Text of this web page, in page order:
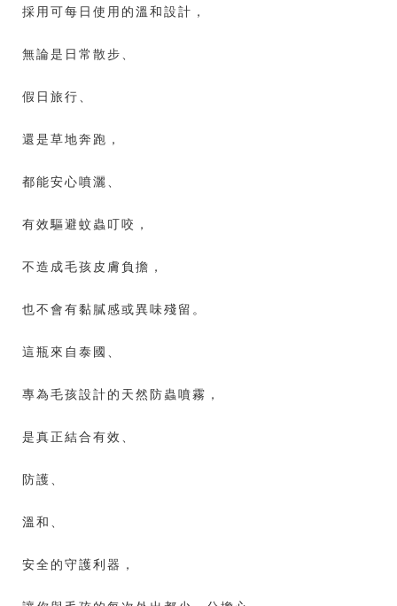
採用可每日使用的溫和設計，
無論是日常散步、
假日旅行、
還是草地奔跑，
都能安心噴灑、
有效驅避蚊蟲叮咬，
不造成毛孩皮膚負擔，
也不會有黏膩感或異味殘留。
這瓶來自泰國、
專為毛孩設計的天然防蟲噴霧，
是真正結合有效、
防護、
溫和、
安全的守護利器，